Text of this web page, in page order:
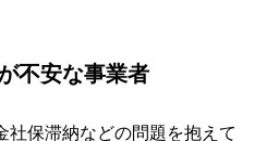
不安な事業者
社保滞納などの問題を抱えて